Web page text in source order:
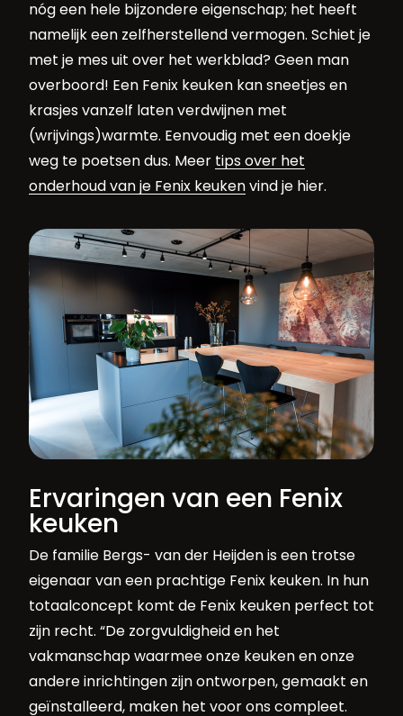
nóg een hele bijzondere eigenschap; het heeft
namelijk een zelfherstellend vermogen. Schiet je
met je mes uit over het werkblad? Geen man
overboord! Een Fenix keuken kan sneetjes en
krasjes vanzelf laten verdwijnen met
(wrijvings)warmte. Eenvoudig met een doekje
weg te poetsen dus. Meer tips over het
onderhoud van je Fenix keuken vind je hier.
Ervaringen van een Fenix
keuken
De familie Bergs- van der Heijden is een trotse
eigenaar van een prachtige Fenix keuken. In hun
totaalconcept komt de Fenix keuken perfect tot
zijn recht. “De zorgvuldigheid en het
vakmanschap waarmee onze keuken en onze
andere inrichtingen zijn ontworpen, gemaakt en
geïnstalleerd, maken het voor ons compleet.